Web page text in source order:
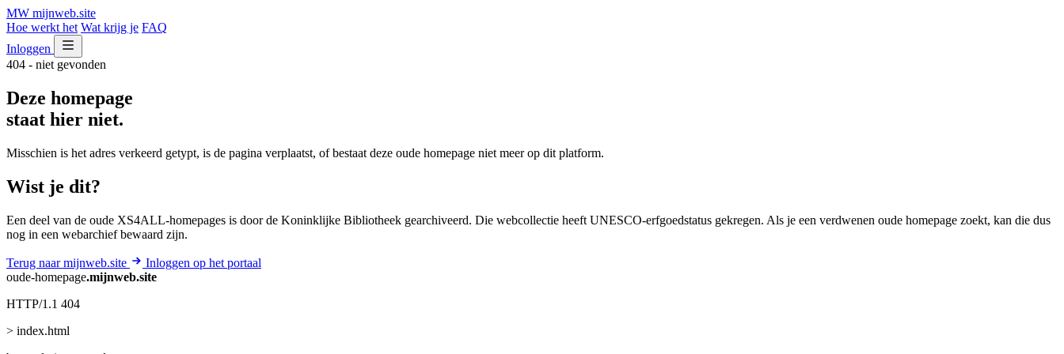
MW mijnweb.site
Hoe werkt het Wat krijg je FAQ
Inloggen
404 - niet gevonden
Deze homepage
staat hier niet.
Misschien is het adres verkeerd getypt, is de pagina verplaatst, of bestaat deze oude homepage niet meer op dit platform.
Wist je dit?
Een deel van de oude XS4ALL-homepages is door de Koninklijke Bibliotheek gearchiveerd. Die webcollectie heeft UNESCO-erfgoedstatus gekregen. Als je een verdwenen oude homepage zoekt, kan die dus
nog in een webarchief bewaard zijn.
Terug naar mijnweb.site
Inloggen op het portaal
oude-homepage.mijnweb.site
HTTP/1.1 404
> index.html